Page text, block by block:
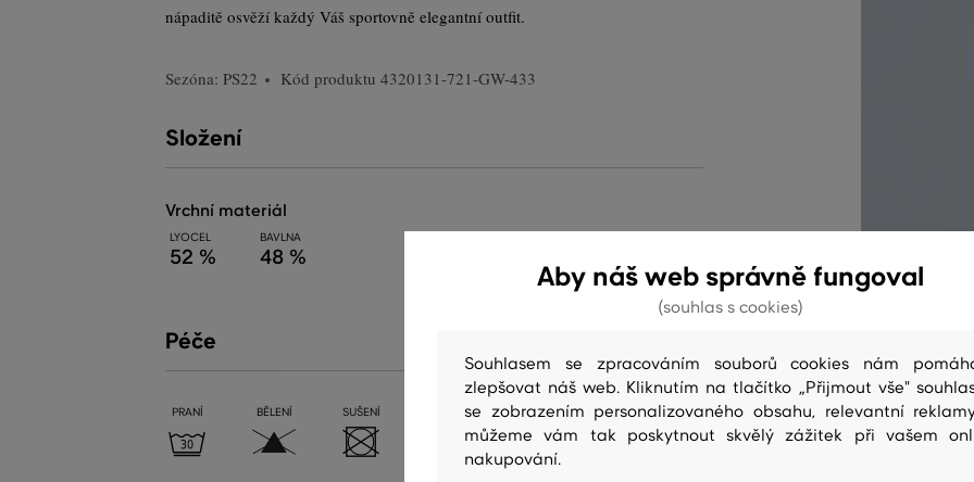
nápaditě osvěží každý Váš sportovně elegantní outfit.
Sezóna: PS22 Kód produktu 4320131-721-GW-433
Složení
vrchní materiál
LYOCEL
52 %
BAVLNA
48 %
Péče
PRANÍ BĚLENÍ SUŠENÍ ŽEHLENÍ
Aby náš web správně fungoval
(souhlas s cookies)
Souhlasem se zpracováním souborů cookies nám
zlepšovat náš web. Kliknutím na tlačítko „Přijmout vše"
se zobrazením personalizovaného obsahu, relevantní
můžeme vám tak poskytnout skvělý zážitek při vašem
nakupování.